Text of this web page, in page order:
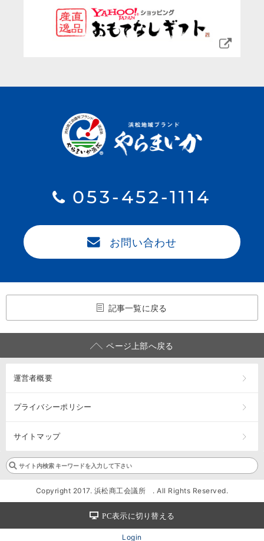
053-452-1114
お問い合わせ
記事一覧に戻る
ページ上部へ戻る
運営者概要
プライバシーポリシー
サイトマップ
Copyright 2017. 浜松商工会議所 . All Rights Reserved.
PC表示に切り替える
Login